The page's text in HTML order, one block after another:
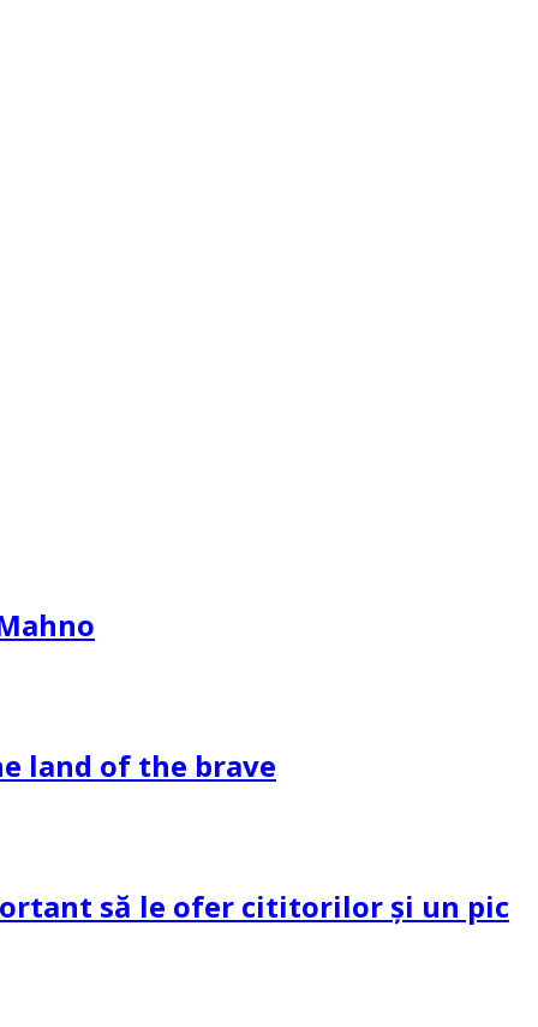
land of the brave
să le ofer cititorilor și un pic